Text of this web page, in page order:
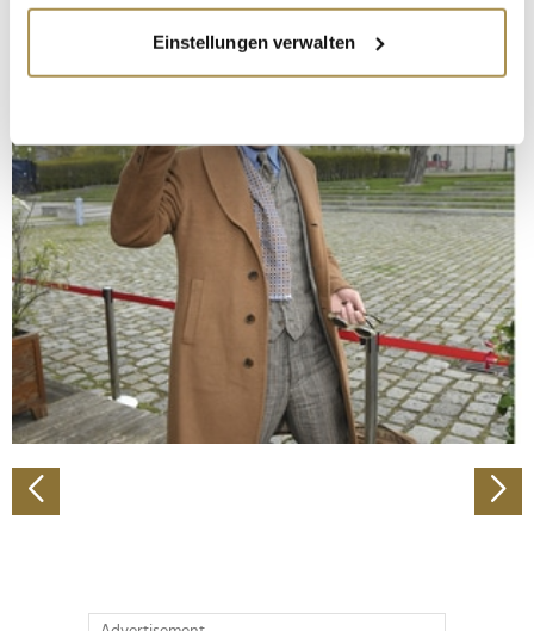
Informationen über Ihre geografische Lage
erfassen, welche bis auf einige Meter genau sein
bestimmten Merkmalen (Fingerprinting) identifizieren
Erfahren Sie mehr darüber, wie Ihre persönlichen Daten
verarbeitet werden, und legen Sie Ihre Präferenzen im
Abschnitt Einzelheiten
fest.
Wir verwenden Cookies, um Inhalte und Anzeigen zu
personalisieren, Funktionen für soziale Medien anbieten
zu können und die Zugriffe auf unsere Website zu
analysieren. Außerdem geben wir Informationen zu Ihrer
Verwendung unserer Website an unsere Partner für
Partner führen diese Informationen möglicherweise mit
weiteren Daten zusammen, die Sie ihnen bereitgestellt
Einstellungen verwalten